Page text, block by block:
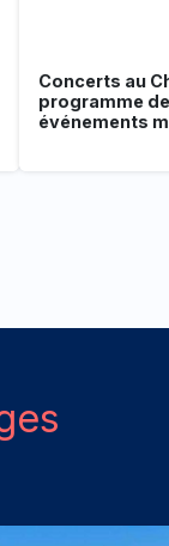
Concerts au
programme
événements